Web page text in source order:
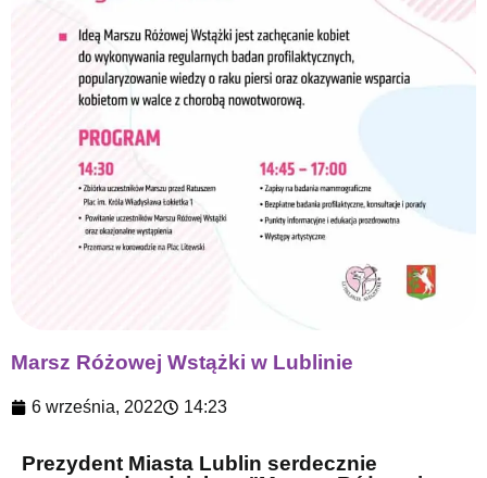
Marsz Różowej Wstążki w Lublinie
6 września, 2022 14:23
Prezydent Miasta Lublin serdecznie